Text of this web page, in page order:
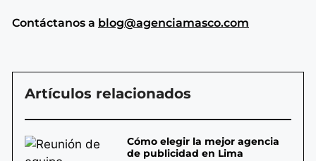
Contáctanos a blog@agenciamasco.com
Artículos relacionados
Cómo elegir la mejor agencia
de publicidad en Lima